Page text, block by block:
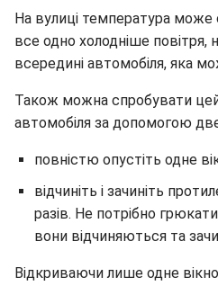
На вулиці температура може
все одно холодніше повітря,
всередині автомобіля, яка
Також можна спробувати
автомобіля за допомогою
повністю опустіть одне
відчиніть і зачиніть
разів. Не потрібно
вони відчиняються та
Відкриваючи лише одне